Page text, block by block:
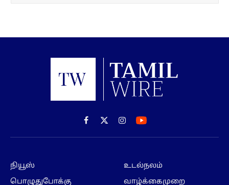
Facebook
X
(Twitter)
Instagram
நியூஸ்
பொழுதுபோக்கு
உடல்நலம்
வாழ்க்கைமுறை